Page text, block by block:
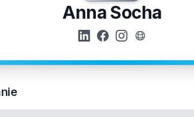
Anna Socha